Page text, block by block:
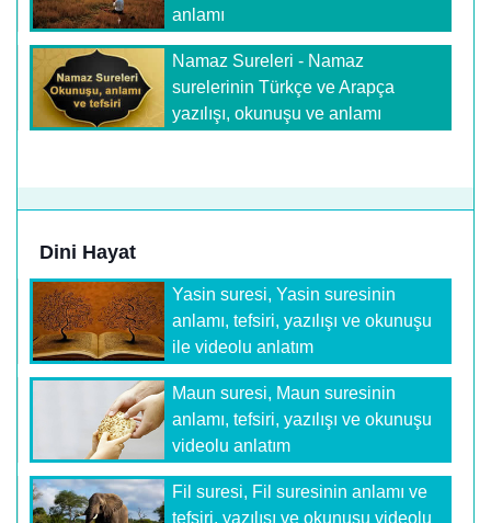
anlamı
Namaz Sureleri - Namaz
surelerinin Türkçe ve Arapça
yazılışı, okunuşu ve anlamı
Dini Hayat
Yasin suresi, Yasin suresinin
anlamı, tefsiri, yazılışı ve okunuşu
ile videolu anlatım
Maun suresi, Maun suresinin
anlamı, tefsiri, yazılışı ve okunuşu
videolu anlatım
Fil suresi, Fil suresinin anlamı ve
tefsiri, yazılışı ve okunuşu videolu